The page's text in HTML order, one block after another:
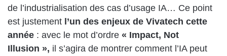
de l’industrialisation des cas d’usage IA… Ce point
est justement l’un des enjeux de Vivatech cette
année : avec le mot d’ordre « Impact, Not
Illusion », il s’agira de montrer comment l’IA peut